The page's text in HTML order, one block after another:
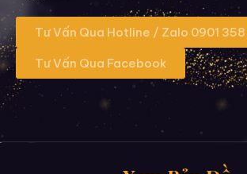
Tư Vấn Qua Hotline / Zalo 0901
Tư Vấn Qua Facebook